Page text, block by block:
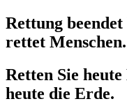
Rettung
rettet Menschen.
Retten Sie
heute die Erde.